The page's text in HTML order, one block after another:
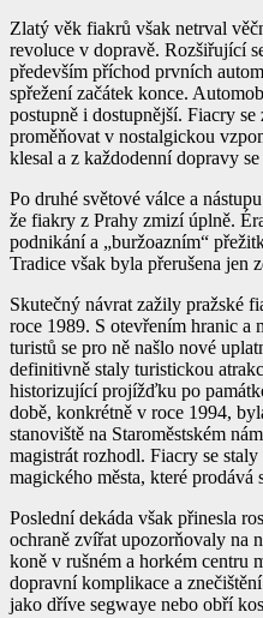
Zlatý věk fiakrů však netrval
revoluce v dopravě. Rozšiřující
především příchod prvních
spřežení začátek konce.
postupně i dostupnější. Fiacry
proměňovat v nostalgickou
klesal a z každodenní dopravy
Po druhé světové válce a
že fiakry z Prahy zmizí úplně.
podnikání a „buržoazním“
Tradice však byla přerušena jen
Skutečný návrat zažily pražské
roce 1989. S otevřením hranic a
turistů se pro ně našlo nové
definitivně staly turistickou
historizující projížďku po
době, konkrétně v roce 1994,
stanoviště na Staroměstském
magistrát rozhodl. Fiacry se
magického města, které prodává
Poslední dekáda však přinesla
ochraně zvířat upozorňovaly na
koně v rušném a horkém centru
dopravní komplikace a
jako dříve segwaye nebo obří